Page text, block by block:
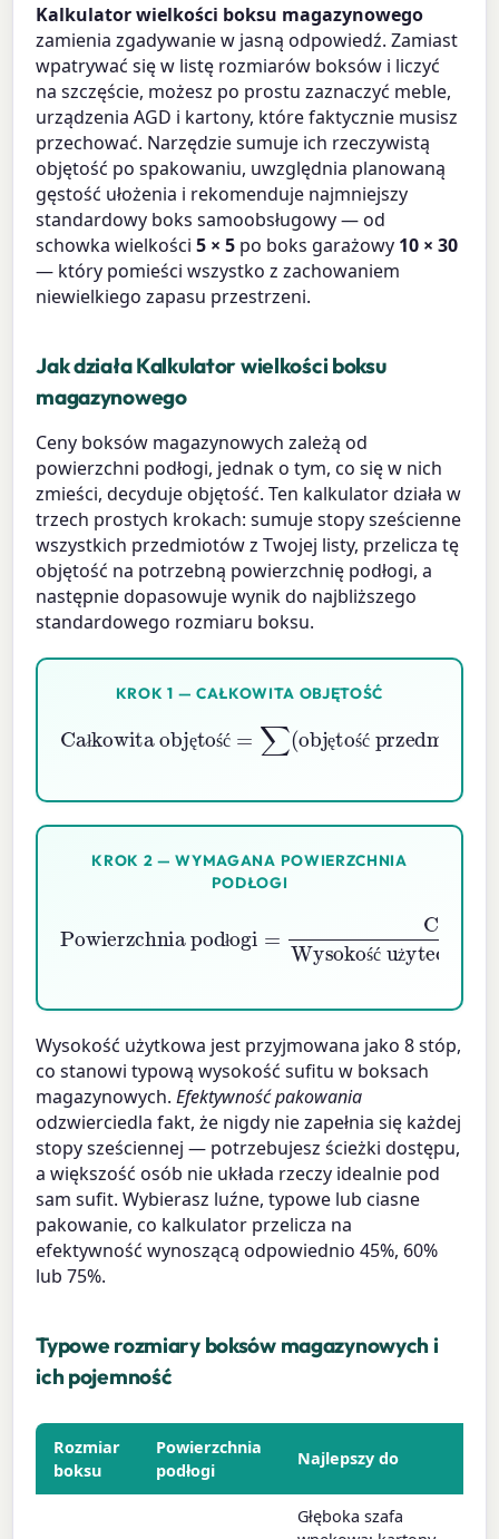
Kalkulator wielkości boksu magazynowego
zamienia zgadywanie w jasną odpowiedź. Zamiast
wpatrywać się w listę rozmiarów boksów i liczyć
na szczęście, możesz po prostu zaznaczyć meble,
urządzenia AGD i kartony, które faktycznie musisz
przechować. Narzędzie sumuje ich rzeczywistą
objętość po spakowaniu, uwzględnia planowaną
gęstość ułożenia i rekomenduje najmniejszy
standardowy boks samoobsługowy — od
schowka wielkości5 × 5 po boks garażowy 10 × 30
— który pomieści wszystko z zachowaniem
niewielkiego zapasu przestrzeni.
Jak działa Kalkulator wielkości boksu
magazynowego
Ceny boksów magazynowych zależą od
powierzchni podłogi, jednak o tym, co się w nich
zmieści, decyduje objętość. Ten kalkulator działa w
trzech prostych krokach: sumuje stopy sześcienne
wszystkich przedmiotów z Twojej listy, przelicza tę
objętość na potrzebną powierzchnię podłogi, a
następnie dopasowuje wynik do najbliższego
standardowego rozmiaru boksu.
KROK 1 — CAŁKOWITA OBJĘTOŚĆ
ł ę ść ę ść
Całkowita objętość=∑(
objętość przedmiotu×ilość )
KROK 2 — WYMAGANA POWIERZCHNIA
PODŁOGI
ł
ść ż
Efektywność pakowania
Wysokość użytkowa jest przyjmowana jako 8 stóp,
co stanowi typową wysokość sufitu w boksach
magazynowych.Efektywność pakowania
odzwierciedla fakt, że nigdy nie zapełnia się każdej
stopy sześciennej — potrzebujesz ścieżki dostępu,
a większość osób nie układa rzeczy idealnie pod
sam sufit. Wybierasz luźne, typowe lub ciasne
pakowanie, co kalkulator przelicza na
efektywność wynoszącą odpowiednio 45%, 60%
lub 75%.
Typowe rozmiary boksów magazynowych i
ich pojemność
Rozmiar
boksu
Powierzchnia
podłogi
Najlepszy do
Głęboka szafa